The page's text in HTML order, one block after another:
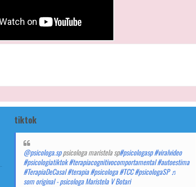
tiktok
@psicologa.sppsicologa maristela sp#psicologasp#viralvideo
#psicologiatiktok#terapiacognitivocomportamental#autoestima
#TerapiaDeCasal#terapia#psicologa#TCC#psicologaSP ♬
som original - psicologa Maristela V Botari